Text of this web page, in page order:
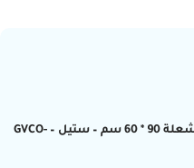
كن أول من يقيم “جي في سي فرن – 5 شعلة 90 * 60 سم – ستيل – GVCO-